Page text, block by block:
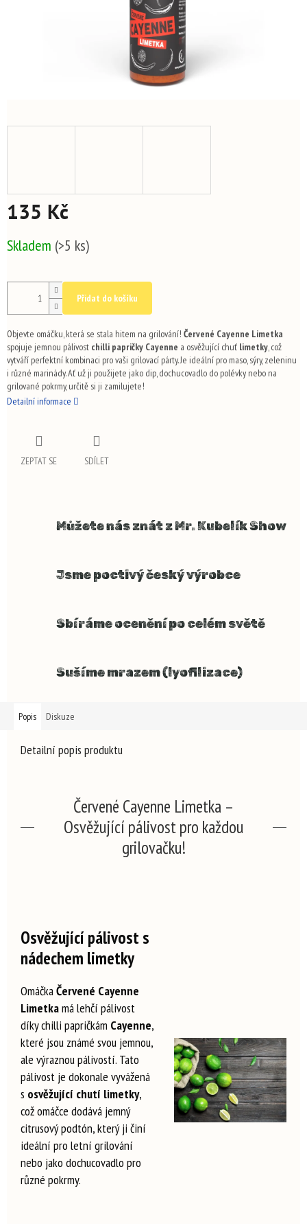
135 Kč
cena:
Skladem (>5 ks)
Přidat do košíku
Objevte omáčku, která se stala hitem na grilování! Červené Cayenne Limetka
spojuje jemnou pálivost chilli papričky Cayenne a osvěžující chuť limetky, což
vytváří perfektní kombinaci pro vaši grilovací párty. Je ideální pro maso, sýry, zeleninu
i různé marinády. Ať už ji použijete jako dip, dochucovadlo do polévky nebo na
grilované pokrmy, určitě si ji zamilujete!
Detailní informace
ZEPTAT SE SDÍLET
Můžete nás znát z Mr. Kubelík Show
Jsme poctivý český výrobce
Sbíráme ocenění po celém světě
Sušíme mrazem (lyofilizace)
Popis Diskuze
Detailní popis produktu
Červené Cayenne Limetka –
Osvěžující pálivost pro každou
grilovačku!
Osvěžující pálivost s
nádechem limetky
OmáčkaČervené Cayenne
Limetkamá lehčí pálivost
díky chilli papričkám Cayenne,
které jsou známé svou jemnou,
ale výraznou pálivostí. Tato
pálivost je dokonale vyvážená
s osvěžující chutí limetky,
což omáčce dodává jemný
citrusový podtón, který ji činí
ideální pro letní grilování
nebo jako dochucovadlo pro
různé pokrmy.